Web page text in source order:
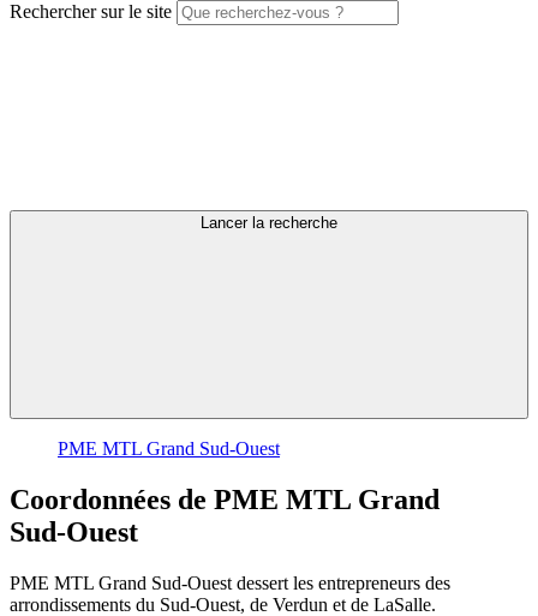
Rechercher sur le site
Lancer la recherche
PME MTL Grand Sud-Ouest
Coordonnées de PME MTL Grand
Sud-Ouest
PME MTL Grand Sud-Ouest dessert les entrepreneurs des
arrondissements du Sud-Ouest, de Verdun et de LaSalle.